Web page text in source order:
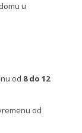
u
od 8 do 12
od